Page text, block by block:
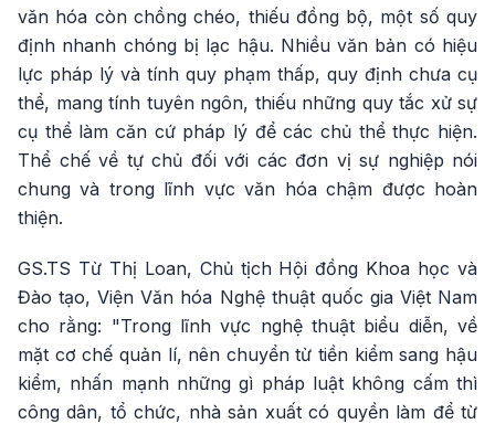
văn hóa còn chồng chéo, thiếu đồng bộ, một số quy
định nhanh chóng bị lạc hậu. Nhiều văn bản có hiệu
lực pháp lý và tính quy phạm thấp, quy định chưa cụ
thể, mang tính tuyên ngôn, thiếu những quy tắc xử sự
cụ thể làm căn cứ pháp lý để các chủ thể thực hiện.
Thể chế về tự chủ đối với các đơn vị sự nghiệp nói
chung và trong lĩnh vực văn hóa chậm được hoàn
thiện.
GS.TS Từ Thị Loan, Chủ tịch Hội đồng Khoa học và
Đào tạo, Viện Văn hóa Nghệ thuật quốc gia Việt Nam
cho rằng: "Trong lĩnh vực nghệ thuật biểu diễn, về
mặt cơ chế quản lí, nên chuyển từ tiền kiểm sang hậu
kiểm, nhấn mạnh những gì pháp luật không cấm thì
công dân, tổ chức, nhà sản xuất có quyền làm để từ